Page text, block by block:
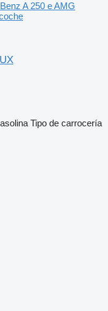
A 250 e AMG
Tipo de carrocería